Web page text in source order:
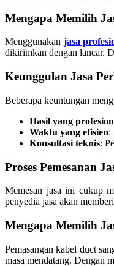
Mengapa Memilih
Menggunakan jasa
dikirimkan dengan lancar.
Keunggulan Jasa
Beberapa keuntungan
Hasil yang
Waktu yang efisien:
Konsultasi teknis:
Proses Pemesanan
Memesan jasa ini cukup
penyedia jasa akan
Mengapa Memilih
Pemasangan kabel duct
masa mendatang. Dengan